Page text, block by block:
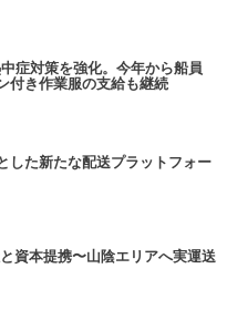
症対策を強化。今年から船員
付き作業服の支給も継続
た新たな配送プラットフォー
資本提携〜山陰エリアへ実運送